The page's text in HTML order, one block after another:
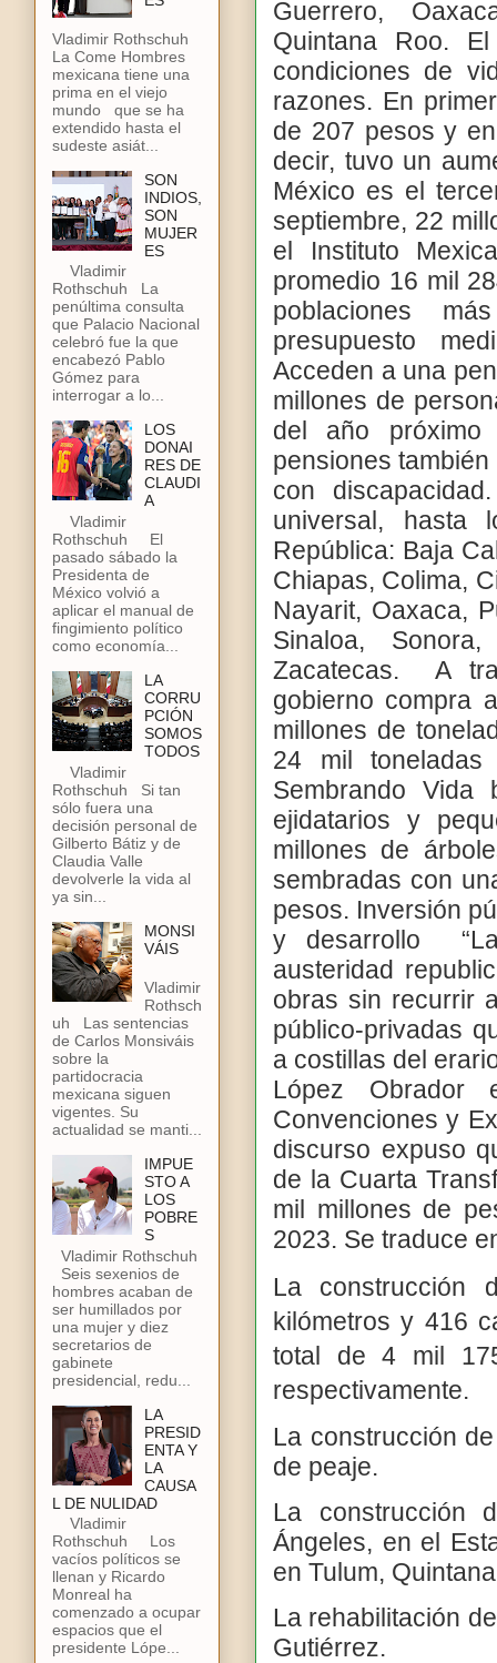
Guerrero,
Quintana Roo.
condiciones de
razones. En
de 207 pesos y
decir, tuvo un
México es el
septiembre, 22
el Instituto
promedio 16 mil
poblaciones
presupuesto
Acceden a una
millones de
del año
pensiones
con
universal,
República: Baja
Chiapas, Colima,
Nayarit, Oaxaca,
Sinaloa,
Zacatecas.
A
gobierno compra
millones de
24 mil
Sembrando Vida
ejidatarios y
millones de
sembradas con
pesos. Inversión
y desarrollo
austeridad
obras sin recurrir
público-privadas
a costillas del
López Obrador
Convenciones y
discurso expuso
de la Cuarta
mil millones de
2023. Se traduce
La construcción
kilómetros y 416
total de 4 mil
respectivamente.
La construcción
de peaje.
La construcción
Ángeles, en el
en Tulum,
La rehabilitación
Gutiérrez.
Vladimir Rothschuh
La Come Hombres
mexicana tiene una
prima en el viejo
mundo que se ha
extendido hasta el
sudeste asiát...
SON
INDIOS,
SON
MUJER
ES
Vladimir
Rothschuh La
penúltima consulta
que Palacio Nacional
celebró fue la que
encabezó Pablo
Gómez para
interrogar a lo...
LOS
DONAI
RES DE
CLAUDI
A
Vladimir
Rothschuh El
pasado sábado la
Presidenta de
México volvió a
aplicar el manual de
fingimiento político
como economía...
LA
CORRU
PCIÓN
SOMOS
TODOS
Vladimir
Rothschuh Si tan
sólo fuera una
decisión personal de
Gilberto Bátiz y de
Claudia Valle
devolverle la vida al
ya sin...
MONSI
VÁIS
Vladimir
Rothsch
uh Las sentencias
de Carlos Monsiváis
sobre la
partidocracia
mexicana siguen
vigentes. Su
actualidad se manti...
IMPUE
STO A
LOS
POBRE
S
Vladimir Rothschuh
Seis sexenios de
hombres acaban de
ser humillados por
una mujer y diez
secretarios de
gabinete
presidencial, redu...
LA
PRESID
ENTA Y
LA
CAUSA
L DE NULIDAD
Vladimir
Rothschuh Los
vacíos políticos se
llenan y Ricardo
Monreal ha
comenzado a ocupar
espacios que el
presidente Lópe...